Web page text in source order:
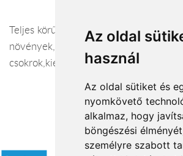
Az oldal
használ
Az oldal sütiket és
nyomkövető
alkalmaz, hogy
böngészési
személyre szabott
Teljes körű
növények,szaktanácsadás,esküvői
Elfogadott fizetési